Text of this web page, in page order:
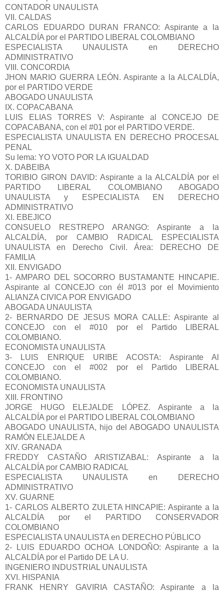
CONTADOR UNAULISTA
VII. CALDAS
CARLOS EDUARDO DURAN FRANCO: Aspirante a la
ALCALDÍA por el PARTIDO LIBERAL COLOMBIANO
ESPECIALISTA UNAULISTA en DERECHO
ADMINISTRATIVO
VIII. CONCORDIA
JHON MARIO GUERRA LEÓN. Aspirante a la ALCALDÍA,
por el PARTIDO VERDE
ABOGADO UNAULISTA
IX. COPACABANA
LUIS ELIAS TORRES V: Aspirante al CONCEJO DE
COPACABANA, con el #01 por el PARTIDO VERDE.
ESPECIALISTA UNAULISTA EN DERECHO PROCESAL
PENAL
Su lema: YO VOTO POR LA IGUALDAD
X. DABEIBA
TORIBIO GIRON DAVID: Aspirante a la ALCALDÍA por el
PARTIDO LIBERAL COLOMBIANO ABOGADO
UNAULISTA y ESPECIALISTA EN DERECHO
ADMINISTRATIVO
XI. EBEJICO
CONSUELO RESTREPO ARANGO: Aspirante a la
ALCALDÍA, por CAMBIO RADICAL ESPECIALISTA
UNAULISTA en Derecho Civil. Área: DERECHO DE
FAMILIA
XII. ENVIGADO
1- AMPARO DEL SOCORRO BUSTAMANTE HINCAPIE.
Aspirante al CONCEJO con él #013 por el Movimiento
ALIANZA CIVICA POR ENVIGADO
ABOGADA UNAULISTA
2- BERNARDO DE JESUS MORA CALLE: Aspirante al
CONCEJO con el #010 por el Partido LIBERAL
COLOMBIANO.
ECONOMISTA UNAULISTA
3- LUIS ENRIQUE URIBE ACOSTA: Aspirante Al
CONCEJO con el #002 por el Partido LIBERAL
COLOMBIANO.
ECONOMISTA UNAULISTA
XIII. FRONTINO
JORGE HUGO ELEJALDE LÓPEZ. Aspirante a la
ALCALDÍA por el PARTIDO LIBERAL COLOMBIANO
ABOGADO UNAULISTA, hijo del ABOGADO UNAULISTA
RAMÓN ELEJALDE A
XIV. GRANADA
FREDDY CASTAÑO ARISTIZABAL: Aspirante a la
ALCALDÍA por CAMBIO RADICAL
ESPECIALISTA UNAULISTA en DERECHO
ADMINISTRATIVO
XV. GUARNE
1- CARLOS ALBERTO ZULETA HINCAPIE: Aspirante a la
ALCALDÍA por el PARTIDO CONSERVADOR
COLOMBIANO
ESPECIALISTA UNAULISTA en DERECHO PÚBLICO
2- LUIS EDUARDO OCHOA LONDOÑO: Aspirante a la
ALCALDÍA por el Partido DE LA U.
INGENIERO INDUSTRIAL UNAULISTA
XVI. HISPANIA
FRANK HENRY GAVIRIA CASTAÑO: Aspirante a la